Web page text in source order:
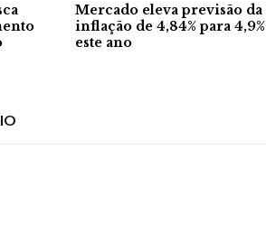
Mercado eleva previsão da
inflação de 4,84% para 4,9%
este ano